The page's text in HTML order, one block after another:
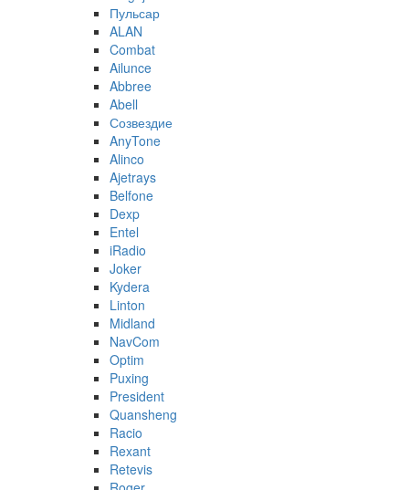
Пульсар
ALAN
Combat
Ailunce
Abbree
Abell
Созвездие
AnyTone
Alinco
Ajetrays
Belfone
Dexp
Entel
iRadio
Joker
Kydera
Linton
Midland
NavCom
Optim
Puxing
President
Quansheng
Racio
Rexant
Retevis